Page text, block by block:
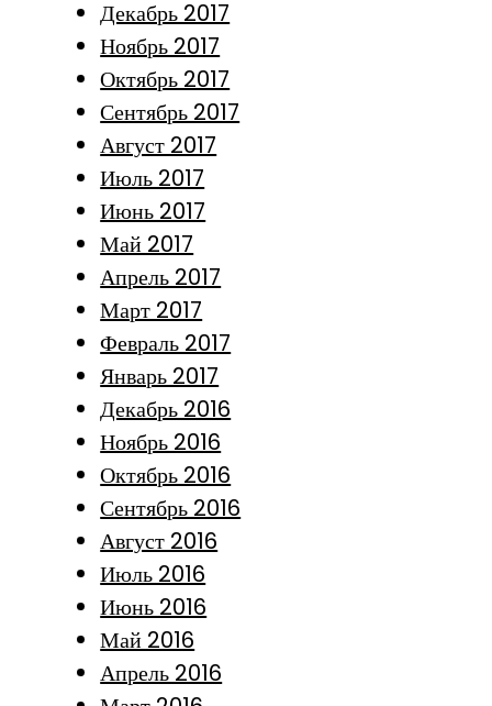
Декабрь 2017
Ноябрь 2017
Октябрь 2017
Сентябрь 2017
Август 2017
Июль 2017
Июнь 2017
Май 2017
Апрель 2017
Март 2017
Февраль 2017
Январь 2017
Декабрь 2016
Ноябрь 2016
Октябрь 2016
Сентябрь 2016
Август 2016
Июль 2016
Июнь 2016
Май 2016
Апрель 2016